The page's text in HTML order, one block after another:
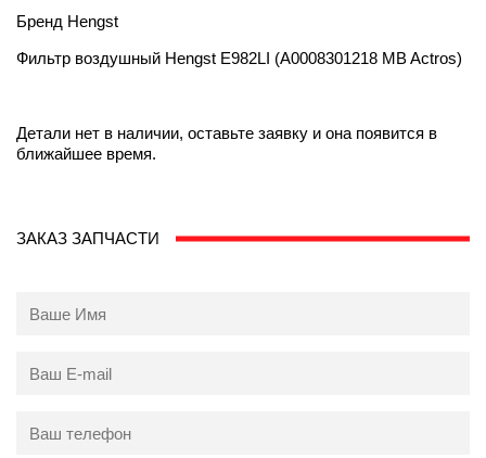
Бренд Hengst
Фильтр воздушный Hengst E982LI (А0008301218 MB Actros)
Детали нет в наличии, оставьте заявку и она появится в
ближайшее время.
ЗАКАЗ ЗАПЧАСТИ